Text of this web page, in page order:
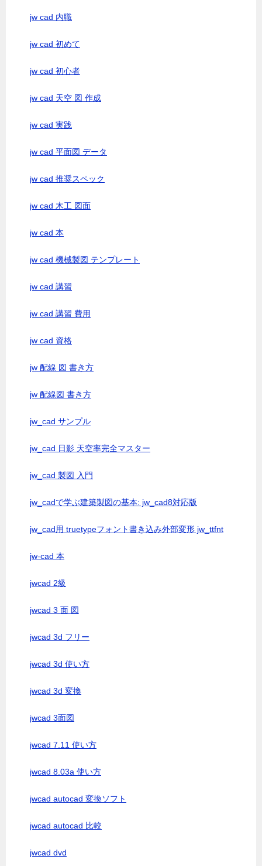
jw cad 内職
jw cad 初めて
jw cad 初心者
jw cad 天空 図 作成
jw cad 実践
jw cad 平面図 データ
jw cad 推奨スペック
jw cad 木工 図面
jw cad 本
jw cad 機械製図 テンプレート
jw cad 講習
jw cad 講習 費用
jw cad 資格
jw 配線 図 書き方
jw 配線図 書き方
jw_cad サンプル
jw_cad 日影 天空率完全マスター
jw_cad 製図 入門
jw_cadで学ぶ建築製図の基本: jw_cad8対応版
jw_cad用 truetypeフォント書き込み外部変形 jw_ttfnt
jw-cad 本
jwcad 2級
jwcad 3 面 図
jwcad 3d フリー
jwcad 3d 使い方
jwcad 3d 変換
jwcad 3面図
jwcad 7.11 使い方
jwcad 8.03a 使い方
jwcad autocad 変換ソフト
jwcad autocad 比較
jwcad dvd